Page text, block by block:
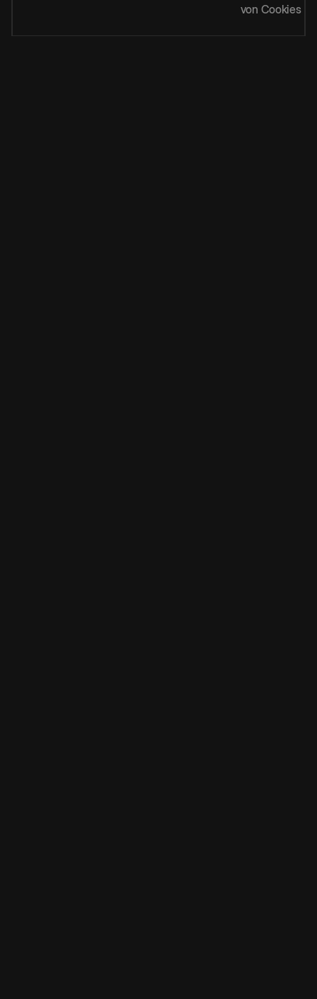
von Cookies